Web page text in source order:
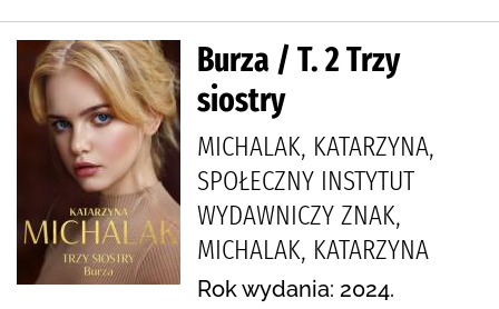
Burza / T. 2 Trzy
siostry
MICHALAK, KATARZYNA,
SPOŁECZNY INSTYTUT
WYDAWNICZY ZNAK,
MICHALAK, KATARZYNA
Rok wydania: 2024.